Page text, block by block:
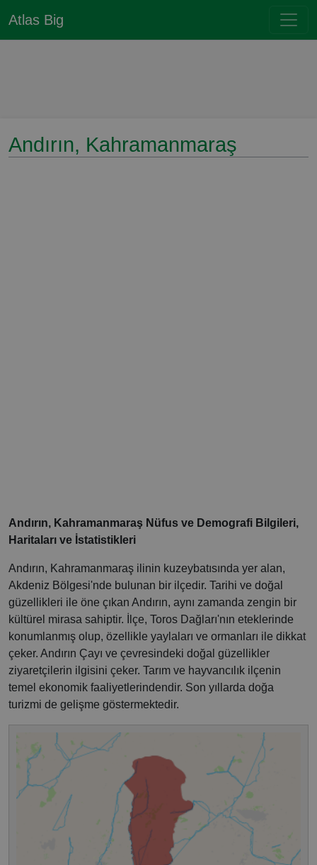
Atlas Big
Andırın, Kahramanmaraş
Andırın, Kahramanmaraş Nüfus ve Demografi Bilgileri,
Haritaları ve İstatistikleri
Andırın, Kahramanmaraş ilinin kuzeybatısında yer alan,
Akdeniz Bölgesi'nde bulunan bir ilçedir. Tarihi ve doğal
güzellikleri ile öne çıkan Andırın, aynı zamanda zengin bir
kültürel mirasa sahiptir. İlçe, Toros Dağları'nın eteklerinde
konumlanmış olup, özellikle yaylaları ve ormanları ile dikkat
çeker. Andırın Çayı ve çevresindeki doğal güzellikler
ziyaretçilerin ilgisini çeker. Tarım ve hayvancılık ilçenin
temel ekonomik faaliyetlerindendir. Son yıllarda doğa
turizmi de gelişme göstermektedir.